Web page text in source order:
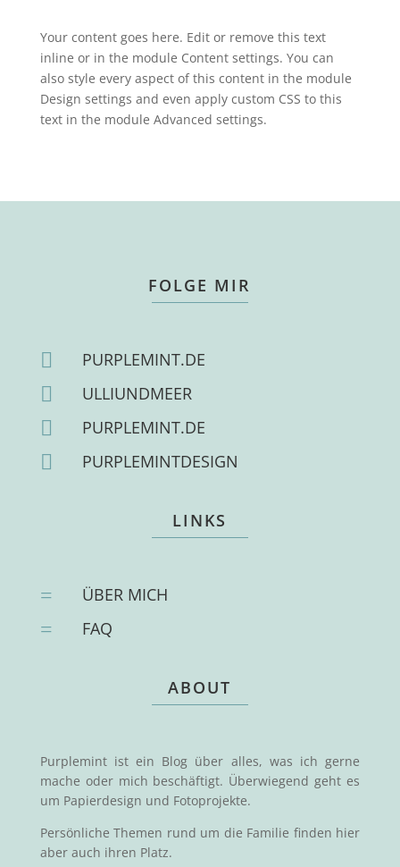
Your content goes here. Edit or remove this text
inline or in the module Content settings. You can
also style every aspect of this content in the module
Design settings and even apply custom CSS to this
text in the module Advanced settings.
FOLGE MIR
 PURPLEMINT.DE
 ULLIUNDMEER
 PURPLEMINT.DE
 PURPLEMINTDESIGN
LINKS
= ÜBER MICH
= FAQ
ABOUT
Purplemint ist ein Blog über alles, was ich gerne
mache oder mich beschäftigt. Überwiegend geht es
um Papierdesign und Fotoprojekte.
Persönliche Themen rund um die Familie finden hier
aber auch ihren Platz.